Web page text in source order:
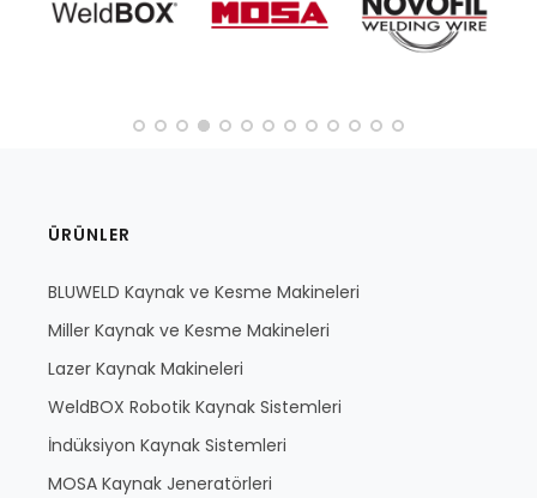
ÜRÜNLER
BLUWELD Kaynak ve Kesme Makineleri
Miller Kaynak ve Kesme Makineleri
Lazer Kaynak Makineleri
WeldBOX Robotik Kaynak Sistemleri
İndüksiyon Kaynak Sistemleri
MOSA Kaynak Jeneratörleri